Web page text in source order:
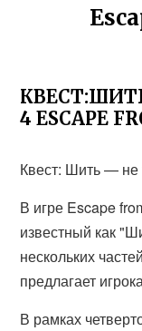
4 ESCAPE
Квест: Шить — не
В игре Escape
известный как
нескольких
предлагает
В рамках